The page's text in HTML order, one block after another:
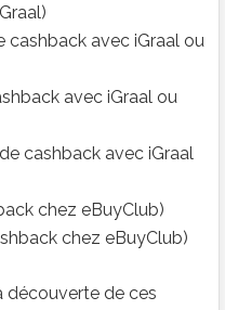
cashback avec iGraal ou
avec iGraal ou
de cashback avec iGraal
chez eBuyClub)
chez eBuyClub)
découverte de ces